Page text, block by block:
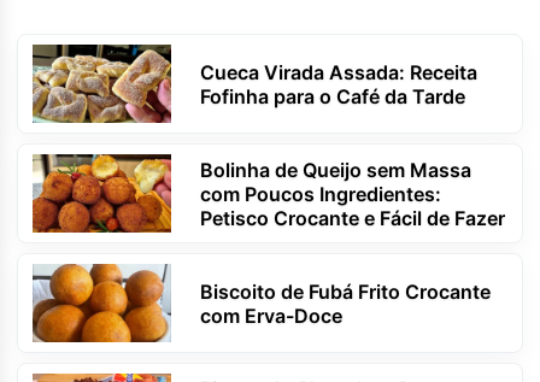
Cueca Virada Assada: Receita
Fofinha para o Café da Tarde
Bolinha de Queijo sem Massa
com Poucos Ingredientes:
Petisco Crocante e Fácil de Fazer
Biscoito de Fubá Frito Crocante
com Erva-Doce